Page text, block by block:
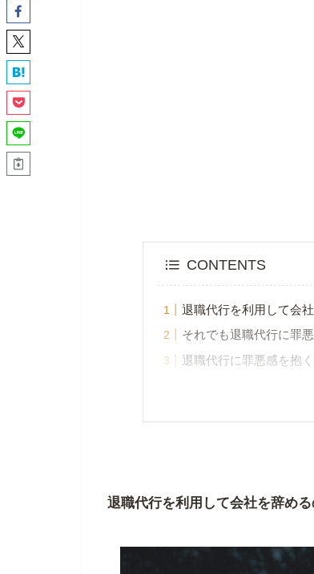
CONTENTS
退職代行を利用して会
それでも退職代行に罪
退職代行に罪悪感を抱
退職代行を利用して会社を辞め